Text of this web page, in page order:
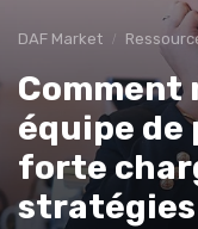
DAF Market
Comment
équipe de
forte